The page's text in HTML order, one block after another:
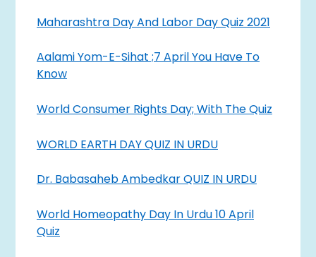
Maharashtra Day And Labor Day Quiz 2021
Aalami Yom-E-Sihat ;7 April You Have To
Know
World Consumer Rights Day; With The Quiz
WORLD EARTH DAY QUIZ IN URDU
Dr. Babasaheb Ambedkar QUIZ IN URDU
World Homeopathy Day In Urdu 10 April
Quiz